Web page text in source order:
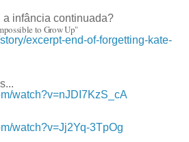
a infância continuada?
to Grow Up"
excerpt-end-of-forgetting-kate-
watch?v=nJDI7KzS_cA
watch?v=Jj2Yq-3TpOg